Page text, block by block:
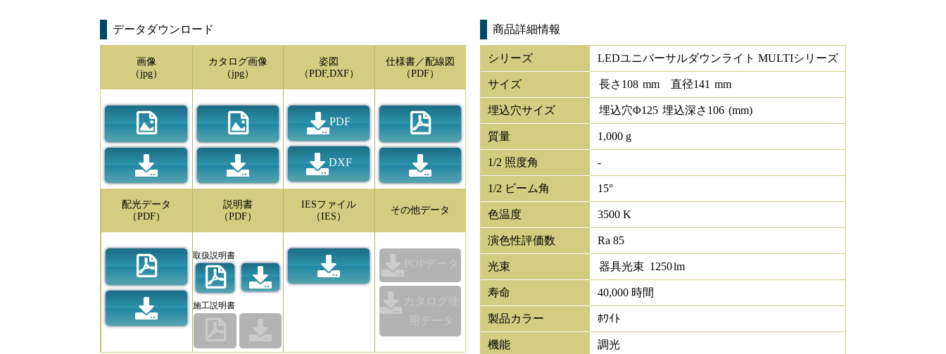
データダウンロード
画像
（jpg）
カタログ画像
（jpg）
姿図
（PDF,DXF）
PDF
DXF
仕様書／配線図
（PDF）
配光データ
（PDF）
説明書
（PDF）
取扱説明書
施工説明書
IESファイル
（IES）
その他データ
POPデータ
カタログ使
用データ
商品詳細情報
シリーズ LEDユニバーサルダウンライト MULTIシリーズ
サイズ 長さ 108 mm 直径141 mm
埋込穴サイズ 埋込穴Φ125 埋込深さ 106 (mm)
質量 1,000 g
1/2 照度角 -
1/2 ビーム角 15°
色温度 3500 K
演色性評価数 Ra 85
光束 器具光束 1250lm
寿命 40,000 時間
製品カラー ﾎﾜｲﾄ
機能 調光